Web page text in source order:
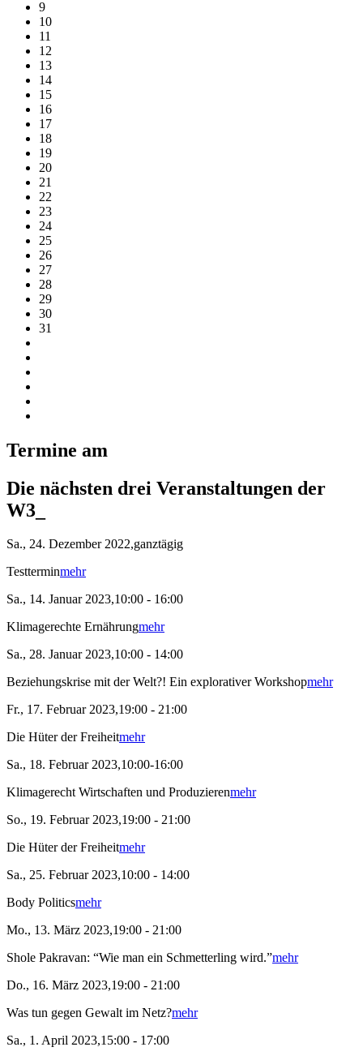
9
10
11
12
13
14
15
16
17
18
19
20
21
22
23
24
25
26
27
28
29
30
31
Termine am
Die nächsten drei Veranstaltungen der
W3_
Sa., 24. Dezember 2022,ganztägig
Testterminmehr
Sa., 14. Januar 2023,10:00 - 16:00
Klimagerechte Ernährungmehr
Sa., 28. Januar 2023,10:00 - 14:00
Beziehungskrise mit der Welt?! Ein explorativer Workshopmehr
Fr., 17. Februar 2023,19:00 - 21:00
Die Hüter der Freiheitmehr
Sa., 18. Februar 2023,10:00-16:00
Klimagerecht Wirtschaften und Produzierenmehr
So., 19. Februar 2023,19:00 - 21:00
Die Hüter der Freiheitmehr
Sa., 25. Februar 2023,10:00 - 14:00
Body Politicsmehr
Mo., 13. März 2023,19:00 - 21:00
Shole Pakravan: “Wie man ein Schmetterling wird.”mehr
Do., 16. März 2023,19:00 - 21:00
Was tun gegen Gewalt im Netz?mehr
Sa., 1. April 2023,15:00 - 17:00